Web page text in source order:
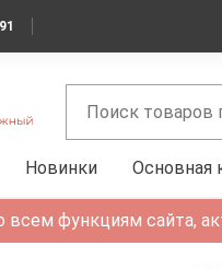
Новинки Основная
всем функциям сайта,